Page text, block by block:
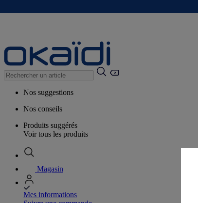
Nos suggestions
Nos conseils
Produits suggérés
Voir tous les produits
Magasin
Mes informations